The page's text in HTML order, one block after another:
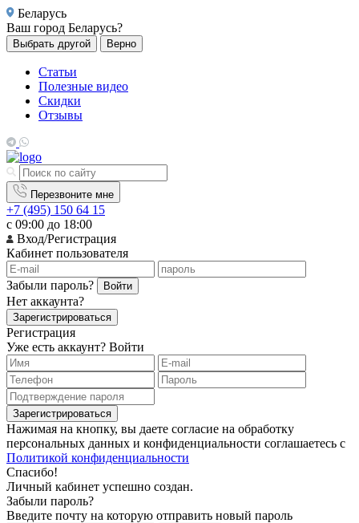
Беларусь
Ваш город Беларусь?
Выбрать другой Верно
Статьи
Полезные видео
Скидки
Отзывы
Перезвоните мне
+7 (495) 150 64 15
с 09:00 до 18:00
Вход/Регистрация
Кабинет пользователя
Забыли пароль? Войти
Нет аккаунта?
Зарегистрироваться
Регистрация
Уже есть аккаунт? Войти
Зарегистрироваться
Нажимая на кнопку, вы даете согласие на обработку
персональных данных и конфиденциальности соглашаетесь с
Политикой конфиденциальности
Спасибо!
Личный кабинет успешно создан.
Забыли пароль?
Введите почту на которую отправить новый пароль